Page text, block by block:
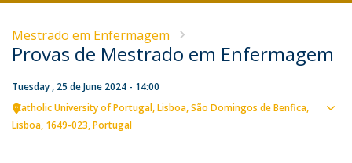
Mestrado em Enfermagem
Provas de Mestrado em Enfermagem
Tuesday , 25 de June 2024 - 14:00
Catholic University of Portugal Lisboa São Domingos de Benfica,
Lisboa 1649-023 Portugal